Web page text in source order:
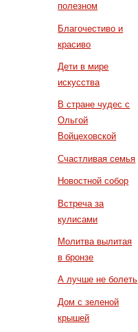
полезном
Благочестиво и
красиво
Дети в мире
искусства
В стране чудес с
Ольгой
Войцеховской
Счастливая семья
Новостной собор
Встреча за
кулисами
Молитва вылитая
в бронзе
А лучше не болеть
Дом с зеленой
крышей